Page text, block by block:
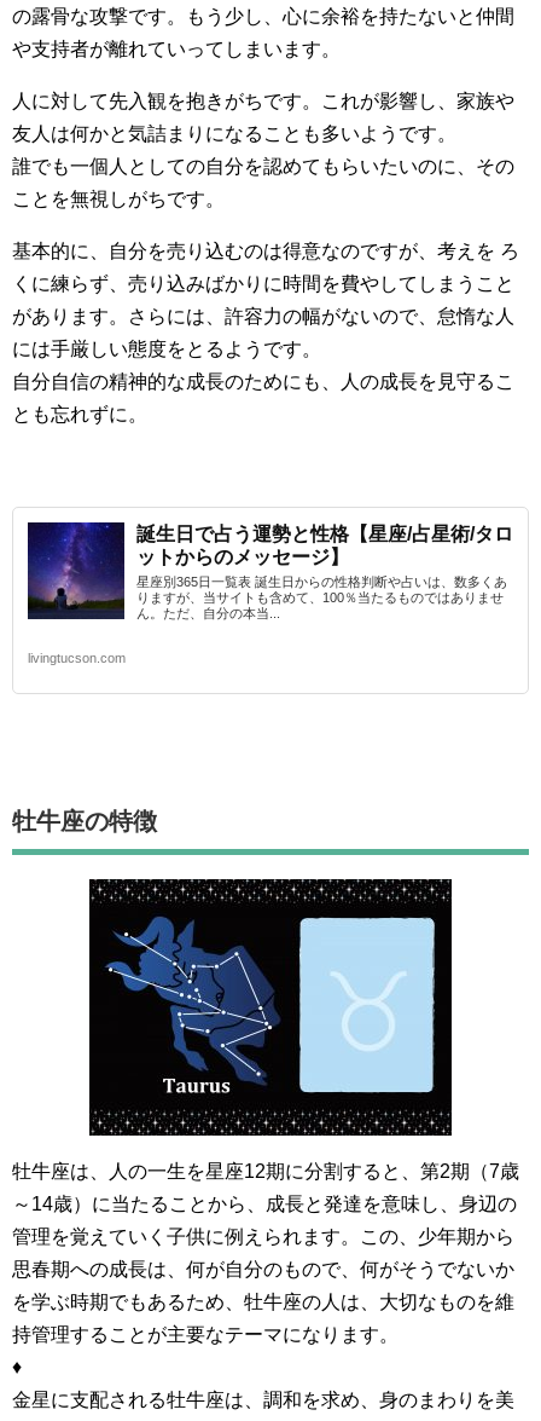
の露骨な攻撃です。もう少し、心に余裕を持たないと仲間
や支持者が離れていってしまいます。
人に対して先入観を抱きがちです。これが影響し、家族や
友人は何かと気詰まりになることも多いようです。
誰でも一個人としての自分を認めてもらいたいのに、その
ことを無視しがちです。
基本的に、自分を売り込むのは得意なのですが、考えを ろ
くに練らず、売り込みばかりに時間を費やしてしまうこと
があります。さらには、許容力の幅がないので、怠惰な人
には手厳しい態度をとるようです。
自分自信の精神的な成長のためにも、人の成長を見守るこ
とも忘れずに。
誕生日で占う運勢と性格【星座/占星術/タロ
ットからのメッセージ】
星座別365日一覧表 誕生日からの性格判断や占いは、数多くあ
りますが、当サイトも含めて、100％当たるものではありませ
ん。ただ、自分の本当...
livingtucson.com
牡牛座の特徴
牡牛座は、人の一生を星座12期に分割すると、第2期（7歳
～14歳）に当たることから、成長と発達を意味し、身辺の
管理を覚えていく子供に例えられます。この、少年期から
思春期への成長は、何が自分のもので、何がそうでないか
を学ぶ時期でもあるため、牡牛座の人は、大切なものを維
持管理することが主要なテーマになります。
♦
金星に支配される牡牛座は、調和を求め、身のまわりを美